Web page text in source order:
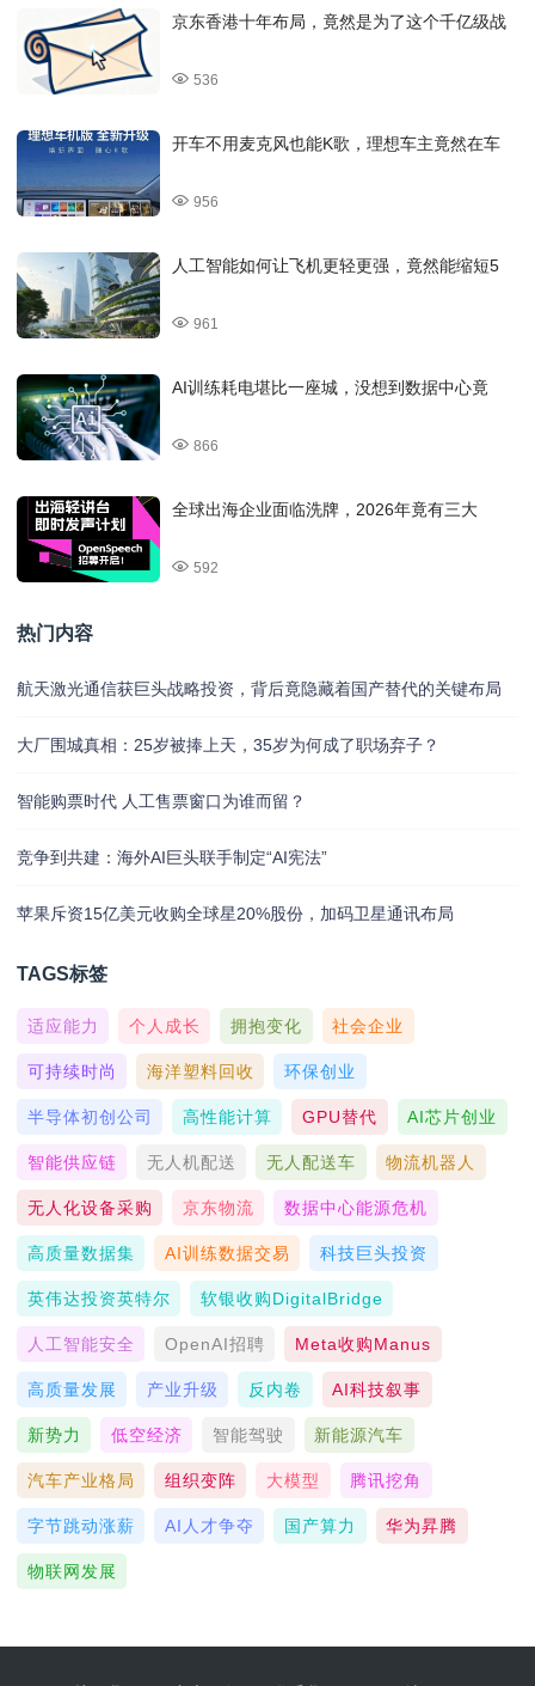
京东香港十年布局，竟然是为了这个千亿级战
536
开车不用麦克风也能K歌，理想车主竟然在车
956
人工智能如何让飞机更轻更强，竟然能缩短5
961
AI训练耗电堪比一座城，没想到数据中心竟
866
全球出海企业面临洗牌，2026年竟有三大
592
热门内容
航天激光通信获巨头战略投资，背后竟隐藏着国产替代的关键布局
大厂围城真相：25岁被捧上天，35岁为何成了职场弃子？
智能购票时代 人工售票窗口为谁而留？
竞争到共建：海外AI巨头联手制定“AI宪法”
苹果斥资15亿美元收购全球星20%股份，加码卫星通讯布局
TAGS标签
适应能力 个人成长 拥抱变化 社会企业
可持续时尚 海洋塑料回收 环保创业
半导体初创公司 高性能计算 GPU替代 AI芯片创业
智能供应链 无人机配送 无人配送车 物流机器人
无人化设备采购 京东物流 数据中心能源危机
高质量数据集 AI训练数据交易 科技巨头投资
英伟达投资英特尔 软银收购DigitalBridge
人工智能安全 OpenAI招聘 Meta收购Manus
高质量发展 产业升级 反内卷 AI科技叙事
新势力 低空经济 智能驾驶 新能源汽车
汽车产业格局 组织变阵 大模型 腾讯挖角
字节跳动涨薪 AI人才争夺 国产算力 华为昇腾
物联网发展